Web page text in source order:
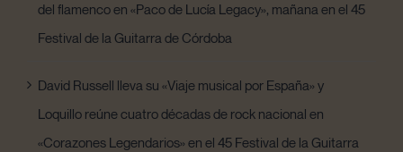
del flamenco en «Paco de Lucía Legacy», mañana en el 45
Festival de la Guitarra de Córdoba
David Russell lleva su «Viaje musical por España» y
Loquillo reúne cuatro décadas de rock nacional en
«Corazones Legendarios» en el 45 Festival de la Guitarra